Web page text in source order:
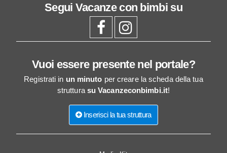
Segui Vacanze con bimbi su
Vuoi essere presente nel portale?
Registrati in un minuto per creare la scheda della tua
struttura su Vacanzeconbimbi.it!
Inserisci la tua struttura